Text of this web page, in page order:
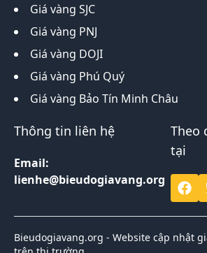
Giá vàng SJC
Giá vàng PNJ
Giá vàng DOJI
Giá vàng Phú Quý
Giá vàng Bảo Tín Minh Châu
Thông tin liên hệ
Email:
lienhe@bieudogiavang.org
Theo
tại
Bieudogiavang.org - Website cập nhật